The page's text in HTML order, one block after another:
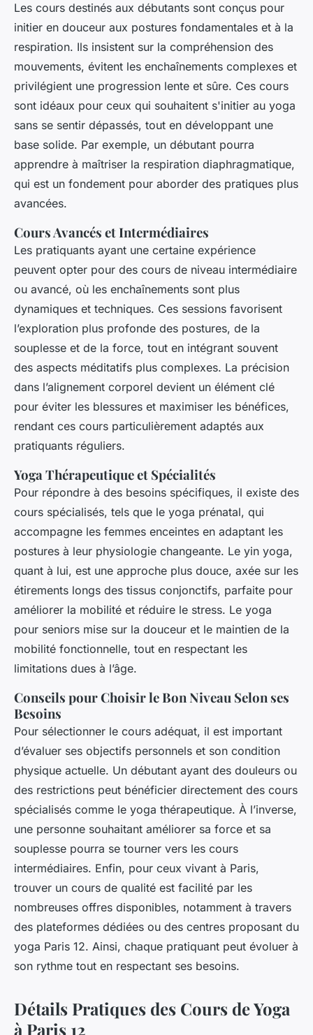
Les cours destinés aux débutants sont conçus pour
initier en douceur aux postures fondamentales et à la
respiration. Ils insistent sur la compréhension des
mouvements, évitent les enchaînements complexes et
privilégient une progression lente et sûre. Ces cours
sont idéaux pour ceux qui souhaitent s'initier au yoga
sans se sentir dépassés, tout en développant une
base solide. Par exemple, un débutant pourra
apprendre à maîtriser la respiration diaphragmatique,
qui est un fondement pour aborder des pratiques plus
avancées.
Cours Avancés et Intermédiaires
Les pratiquants ayant une certaine expérience
peuvent opter pour des cours de niveau intermédiaire
ou avancé, où les enchaînements sont plus
dynamiques et techniques. Ces sessions favorisent
l’exploration plus profonde des postures, de la
souplesse et de la force, tout en intégrant souvent
des aspects méditatifs plus complexes. La précision
dans l’alignement corporel devient un élément clé
pour éviter les blessures et maximiser les bénéfices,
rendant ces cours particulièrement adaptés aux
pratiquants réguliers.
Yoga Thérapeutique et Spécialités
Pour répondre à des besoins spécifiques, il existe des
cours spécialisés, tels que le yoga prénatal, qui
accompagne les femmes enceintes en adaptant les
postures à leur physiologie changeante. Le yin yoga,
quant à lui, est une approche plus douce, axée sur les
étirements longs des tissus conjonctifs, parfaite pour
améliorer la mobilité et réduire le stress. Le yoga
pour seniors mise sur la douceur et le maintien de la
mobilité fonctionnelle, tout en respectant les
limitations dues à l’âge.
Conseils pour Choisir le Bon Niveau Selon ses
Besoins
Pour sélectionner le cours adéquat, il est important
d’évaluer ses objectifs personnels et son condition
physique actuelle. Un débutant ayant des douleurs ou
des restrictions peut bénéficier directement des cours
spécialisés comme le yoga thérapeutique. À l’inverse,
une personne souhaitant améliorer sa force et sa
souplesse pourra se tourner vers les cours
intermédiaires. Enfin, pour ceux vivant à Paris,
trouver un cours de qualité est facilité par les
nombreuses offres disponibles, notamment à travers
des plateformes dédiées ou des centres proposant du
yoga Paris 12. Ainsi, chaque pratiquant peut évoluer à
son rythme tout en respectant ses besoins.
Détails Pratiques des Cours de Yoga
à Paris 12